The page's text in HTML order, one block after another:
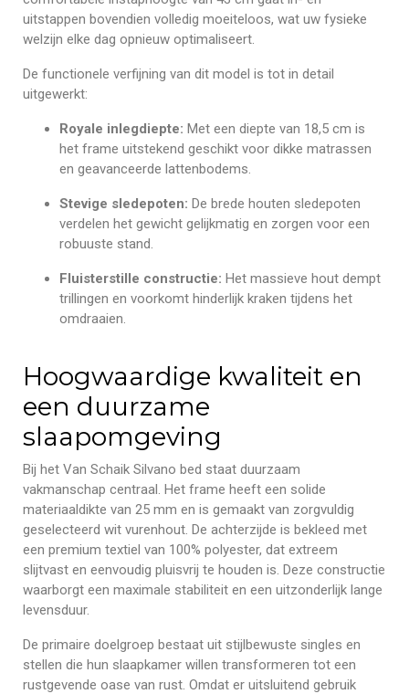
uitstappen bovendien volledig moeiteloos, wat uw fysieke
welzijn elke dag opnieuw optimaliseert.
De functionele verfijning van dit model is tot in detail
uitgewerkt:
Royale inlegdiepte: Met een diepte van 18,5 cm is
het frame uitstekend geschikt voor dikke matrassen
en geavanceerde lattenbodems.
Stevige sledepoten: De brede houten sledepoten
verdelen het gewicht gelijkmatig en zorgen voor een
robuuste stand.
Fluisterstille constructie: Het massieve hout dempt
trillingen en voorkomt hinderlijk kraken tijdens het
omdraaien.
Hoogwaardige kwaliteit en
een duurzame
slaapomgeving
Bij het Van Schaik Silvano bed staat duurzaam
vakmanschap centraal. Het frame heeft een solide
materiaaldikte van 25 mm en is gemaakt van zorgvuldig
geselecteerd wit vurenhout. De achterzijde is bekleed met
een premium textiel van 100% polyester, dat extreem
slijtvast en eenvoudig pluisvrij te houden is. Deze constructie
waarborgt een maximale stabiliteit en een uitzonderlijk lange
levensduur.
De primaire doelgroep bestaat uit stijlbewuste singles en
stellen die hun slaapkamer willen transformeren tot een
rustgevende oase van rust. Omdat er uitsluitend gebruik